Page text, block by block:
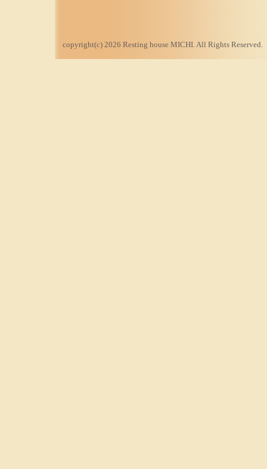
copyright(c) 2026 Resting house MICHI. All Rights Reserved.